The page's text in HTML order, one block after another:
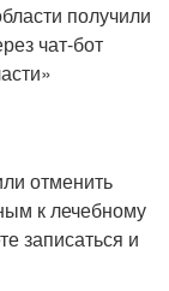
получили
чат-бот
отменить
к лечебному
записаться и